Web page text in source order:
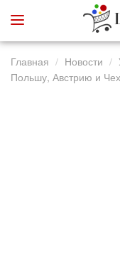
Главная Новости
Польшу, Австрию и